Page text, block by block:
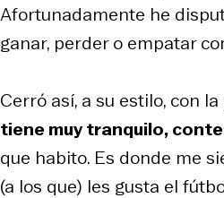
Afortunadamente he
ganar, perder o empatar
Cerró así, a su estilo, con
tiene muy tranquilo,
que habito. Es donde me
(a los que) les gusta el